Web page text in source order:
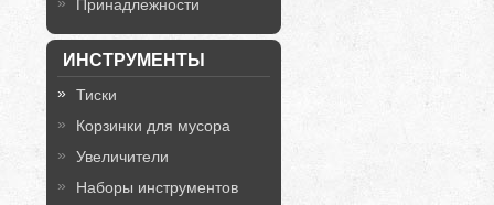
Принадлежности
ИНСТРУМЕНТЫ
Тиски
Корзинки для мусора
Увеличители
Наборы инструментов